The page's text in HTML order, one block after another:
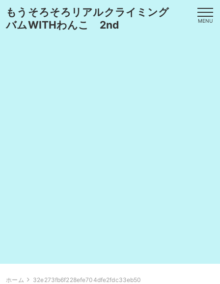
もうそろそろリアルクライミング
バムWITHわんこ 2nd
MENU
ホーム 32e273fb6f228efe704dfe2fdc33eb50